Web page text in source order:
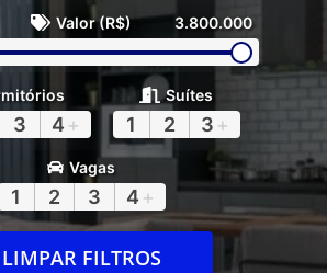
Valor (R$) 3.800.000
3 4 +
Suítes
1 2 3 +
Vagas
1 2 3 4 +
LIMPAR FILTROS